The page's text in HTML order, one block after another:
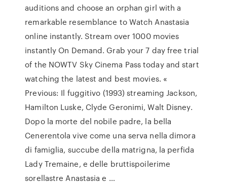
auditions and choose an orphan girl with a
remarkable resemblance to Watch Anastasia
online instantly. Stream over 1000 movies
instantly On Demand. Grab your 7 day free trial
of the NOWTV Sky Cinema Pass today and start
watching the latest and best movies. «
Previous: Il fuggitivo (1993) streaming Jackson,
Hamilton Luske, Clyde Geronimi, Walt Disney.
Dopo la morte del nobile padre, la bella
Cenerentola vive come una serva nella dimora
di famiglia, succube della matrigna, la perfida
Lady Tremaine, e delle bruttispoilerime
sorellastre Anastasia e …